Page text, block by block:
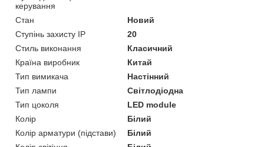
керування
Стан
Новий
Ступінь захисту IP
20
Стиль виконання
Класичний
Країна виробник
Китай
Тип вимикача
Настінний
Тип лампи
Світлодіодна
Тип цоколя
LED module
Колір
Білий
Колір арматури (підстави)
Білий